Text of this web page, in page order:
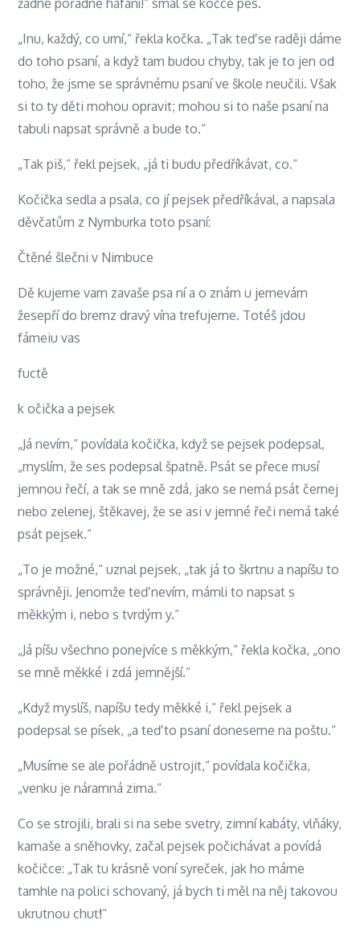
žádné pořádné hafání!“ smál se kočce pes.
„Inu, každý, co umí,“ řekla kočka. „Tak teď se raději dáme
do toho psaní, a když tam budou chyby, tak je to jen od
toho, že jsme se správnému psaní ve škole neučili. Však
si to ty děti mohou opravit; mohou si to naše psaní na
tabuli napsat správně a bude to.“
„Tak piš,“ řekl pejsek, „já ti budu předříkávat, co.“
Kočička sedla a psala, co jí pejsek předříkával, a napsala
děvčatům z Nymburka toto psaní:
Čtěné šlečni v Nimbuce
Dě kujeme vam zavaše psa ní a o znám u jemevám
žesepří do bremz dravý vína trefujeme. Totéš jdou
fámeiu vas
fuctě
k očička a pejsek
„Já nevím,“ povídala kočička, když se pejsek podepsal,
„myslím, že ses podepsal špatně. Psát se přece musí
jemnou řečí, a tak se mně zdá, jako se nemá psát černej
nebo zelenej, štěkavej, že se asi v jemné řeči nemá také
psát pejsek.“
„To je možné,“ uznal pejsek, „tak já to škrtnu a napíšu to
správněji. Jenomže teď nevím, mámli to napsat s
měkkým i, nebo s tvrdým y.“
„Já píšu všechno ponejvíce s měkkým,“ řekla kočka, „ono
se mně měkké i zdá jemnější.“
„Když myslíš, napíšu tedy měkké i,“ řekl pejsek a
podepsal se písek, „a teď to psaní doneseme na poštu.“
„Musíme se ale pořádně ustrojit,“ povídala kočička,
„venku je náramná zima.“
Co se strojili, brali si na sebe svetry, zimní kabáty, vlňáky,
kamaše a sněhovky, začal pejsek počichávat a povídá
kočičce: „Tak tu krásně voní syreček, jak ho máme
tamhle na polici schovaný, já bych ti měl na něj takovou
ukrutnou chuť!“